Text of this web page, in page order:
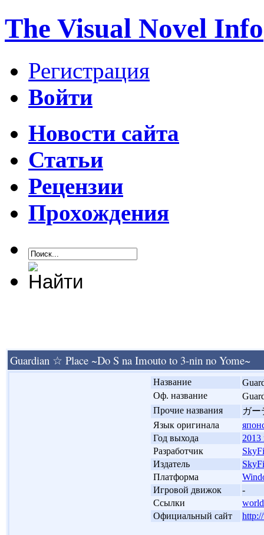
The Visual Novel Info
Регистрация
Войти
Новости сайта
Статьи
Рецензии
Прохождения
Guardian ☆ Place ~Do S na Imouto to 3-nin no Yome~
Название
Оф. название
Прочие названия
ガ
Язык оригинала
Год выхода
2013
Разработчик
Издатель
Платформа
Игровой движок
-
Ссылки
Официальный сайт